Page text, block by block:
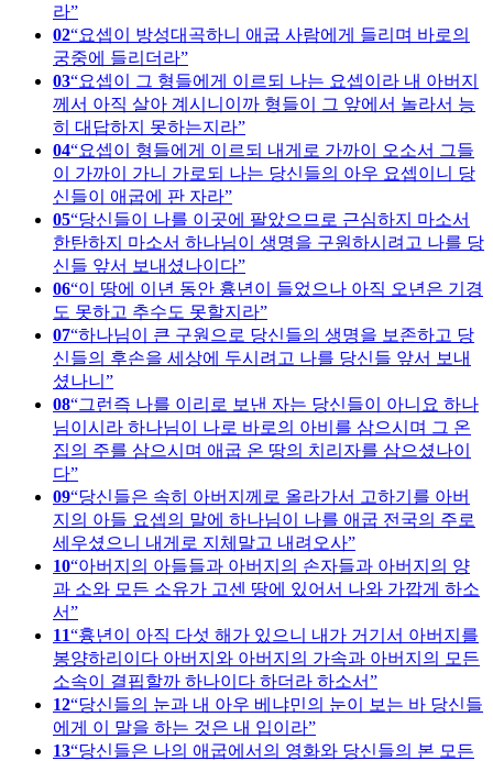
라
02 요셉이 방성대곡하니 애굽 사람에게 들리며 바로의
궁중에 들리더라
03 요셉이 그 형들에게 이르되 나는 요셉이라 내 아버지
께서 아직 살아 계시니이까 형들이 그 앞에서 놀라서 능
히 대답하지 못하는지라
04 요셉이 형들에게 이르되 내게로 가까이 오소서 그들
이 가까이 가니 가로되 나는 당신들의 아우 요셉이니 당
신들이 애굽에 판 자라
05 당신들이 나를 이곳에 팔았으므로 근심하지 마소서
한탄하지 마소서 하나님이 생명을 구원하시려고 나를 당
신들 앞서 보내셨나이다
06 이 땅에 이년 동안 흉년이 들었으나 아직 오년은 기경
도 못하고 추수도 못할지라
07 하나님이 큰 구원으로 당신들의 생명을 보존하고 당
신들의 후손을 세상에 두시려고 나를 당신들 앞서 보내
셨나니
08 그런즉 나를 이리로 보낸 자는 당신들이 아니요 하나
님이시라 하나님이 나로 바로의 아비를 삼으시며 그 온
집의 주를 삼으시며 애굽 온 땅의 치리자를 삼으셨나이
다
09 당신들은 속히 아버지께로 올라가서 고하기를 아버
지의 아들 요셉의 말에 하나님이 나를 애굽 전국의 주로
세우셨으니 내게로 지체말고 내려오사
10 아버지의 아들들과 아버지의 손자들과 아버지의 양
과 소와 모든 소유가 고센 땅에 있어서 나와 가깝게 하소
서
11 흉년이 아직 다섯 해가 있으니 내가 거기서 아버지를
봉양하리이다 아버지와 아버지의 가속과 아버지의 모든
소속이 결핍할까 하나이다 하더라 하소서
12 당신들의 눈과 내 아우 베냐민의 눈이 보는 바 당신들
에게 이 말을 하는 것은 내 입이라
13 당신들은 나의 애굽에서의 영화와 당신들의 본 모든